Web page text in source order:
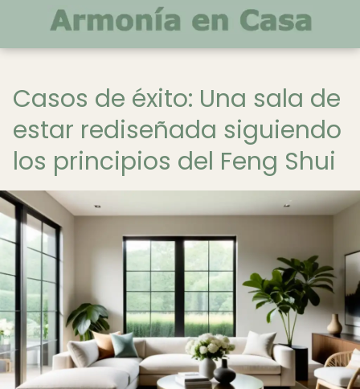
Casos de éxito: Una sala de
estar rediseñada siguiendo
los principios del Feng Shui